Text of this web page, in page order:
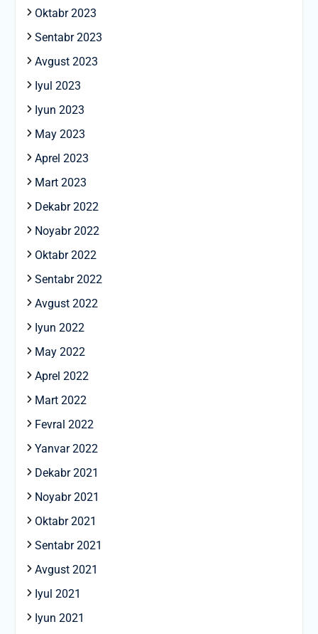
Oktabr 2023
Sentabr 2023
Avgust 2023
Iyul 2023
Iyun 2023
May 2023
Aprel 2023
Mart 2023
Dekabr 2022
Noyabr 2022
Oktabr 2022
Sentabr 2022
Avgust 2022
Iyun 2022
May 2022
Aprel 2022
Mart 2022
Fevral 2022
Yanvar 2022
Dekabr 2021
Noyabr 2021
Oktabr 2021
Sentabr 2021
Avgust 2021
Iyul 2021
Iyun 2021